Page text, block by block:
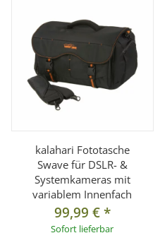
kalahari Fototasche
Swave für DSLR- &
Systemkameras mit
variablem Innenfach
99,99 €*
Sofort lieferbar